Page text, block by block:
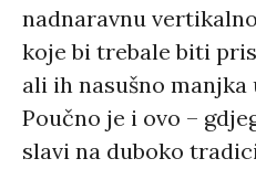
nadnaravnu
koje bi trebale biti
ali ih nasušno manjka
Poučno je i ovo –
slavi na duboko